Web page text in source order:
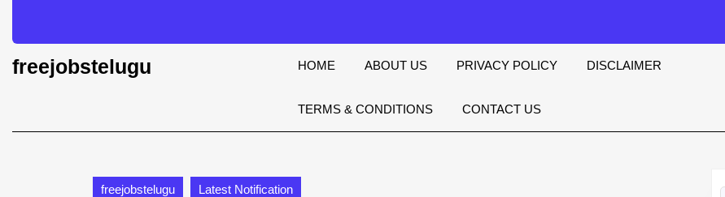
content
Skip
to
freejobstelugu HOME ABOUT US PRIVACY POLICY DISCLAIMER
TERMS & CONDITIONS CONTACT US
freejobstelugu Latest Notification